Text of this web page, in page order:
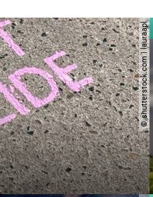
© shutterstock.com | lauraapl